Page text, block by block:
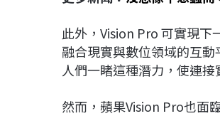
此外，Vision Pro 可實現
融合現實與數位領域的互
人們一睹這種潛力，使連
然而，蘋果Vision Pro也面